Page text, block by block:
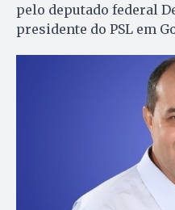
pelo deputado federal
presidente do PSL em